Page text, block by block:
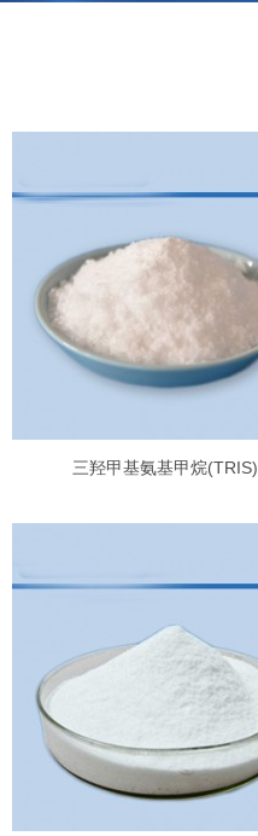
三羟甲基氨基甲烷(TRIS)